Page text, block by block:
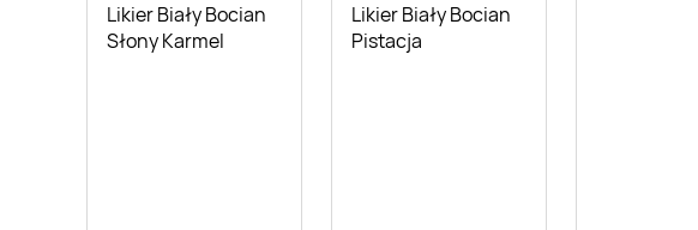
Likier Biały Bocian
Słony Karmel
Likier Biały Bocian
Pistacja